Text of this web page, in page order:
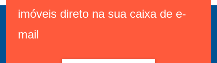
imóveis direto na sua caixa de e-
mail